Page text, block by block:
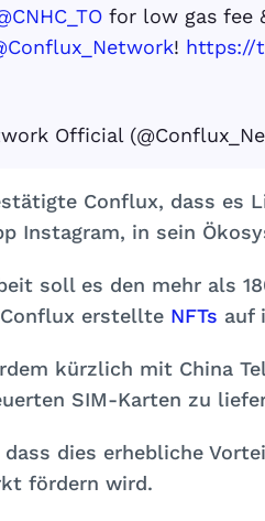
for low gas fee
! https://
Official
Conflux, dass es
Instagram, in sein
soll es den mehr als
erstellte NFTs auf
kürzlich mit China
SIM-Karten zu
dies erhebliche
fördern wird.